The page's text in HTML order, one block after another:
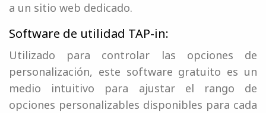
a un sitio web dedicado.
Software de utilidad TAP-in:
Utilizado para controlar las opciones de
personalización, este software gratuito es un
medio intuitivo para ajustar el rango de
opciones personalizables disponibles para cada